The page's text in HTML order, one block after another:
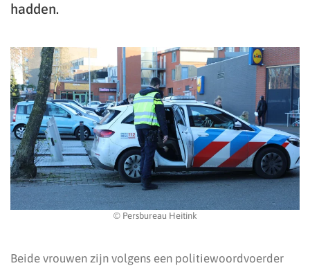
hadden.
© Persbureau Heitink
Beide vrouwen zijn volgens een politiewoordvoerder